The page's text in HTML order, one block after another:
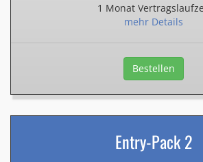
1 Monat
mehr Details
Bestellen
Entry-Pack 2